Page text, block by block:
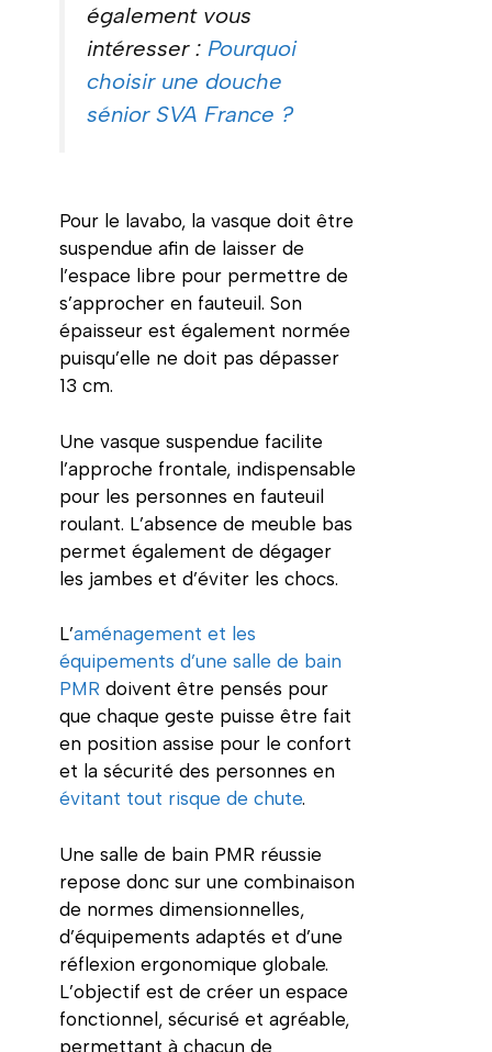
également vous
intéresser : Pourquoi
choisir une douche
sénior SVA France ?
Pour le lavabo, la vasque doit être
suspendue afin de laisser de
l’espace libre pour permettre de
s’approcher en fauteuil. Son
épaisseur est également normée
puisqu’elle ne doit pas dépasser
13 cm.
Une vasque suspendue facilite
l’approche frontale, indispensable
pour les personnes en fauteuil
roulant. L’absence de meuble bas
permet également de dégager
les jambes et d’éviter les chocs.
L’aménagement et les
équipements d’une salle de bain
PMR doivent être pensés pour
que chaque geste puisse être fait
en position assise pour le confort
et la sécurité des personnes en
évitant tout risque de chute.
Une salle de bain PMR réussie
repose donc sur une combinaison
de normes dimensionnelles,
d’équipements adaptés et d’une
réflexion ergonomique globale.
L’objectif est de créer un espace
fonctionnel, sécurisé et agréable,
permettant à chacun de